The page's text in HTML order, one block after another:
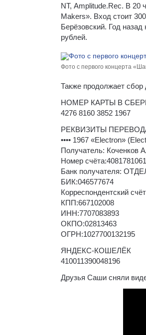
NT, Amplitude.Rec. В
Makers». Вход стоит
Берёзовский. Год
рублей.
Фото с первого концерта
Также продолжает сбор
НОМЕР КАРТЫ В
4276 8160 3852 1967
РЕКВИЗИТЫ
•••• 1967 «Electron»
Получатель: Коченков
Номер
Банк получателя:
БИК:046577674
Корреспондентский
КПП:667102008
ИНН:7707083893
ОКПО:02813463
ОГРН:1027700132195
ЯНДЕКС-КОШЕЛЁК
410011390048196
Друзья Саши сняли